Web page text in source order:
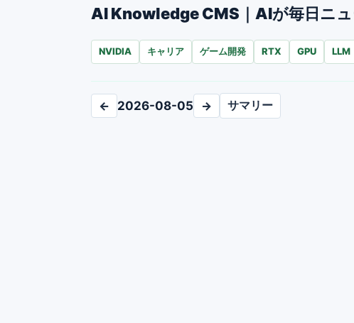
AI Knowledge CMS｜AIが毎日ニ
NVIDIA キャリア ゲーム開発 RTX GPU LLM
← 2026-08-05 → サマリー